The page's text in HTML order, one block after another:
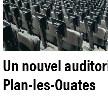
Un nouvel
Plan-les-Ouates